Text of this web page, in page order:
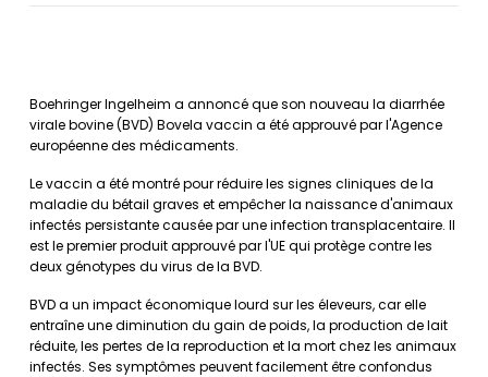
Boehringer Ingelheim a annoncé que son nouveau la diarrhée
virale bovine (BVD) Bovela vaccin a été approuvé par l'Agence
européenne des médicaments.
Le vaccin a été montré pour réduire les signes cliniques de la
maladie du bétail graves et empêcher la naissance d'animaux
infectés persistante causée par une infection transplacentaire. Il
est le premier produit approuvé par l'UE qui protège contre les
deux génotypes du virus de la BVD.
BVD a un impact économique lourd sur les éleveurs, car elle
entraîne une diminution du gain de poids, la production de lait
réduite, les pertes de la reproduction et la mort chez les animaux
infectés. Ses symptômes peuvent facilement être confondus